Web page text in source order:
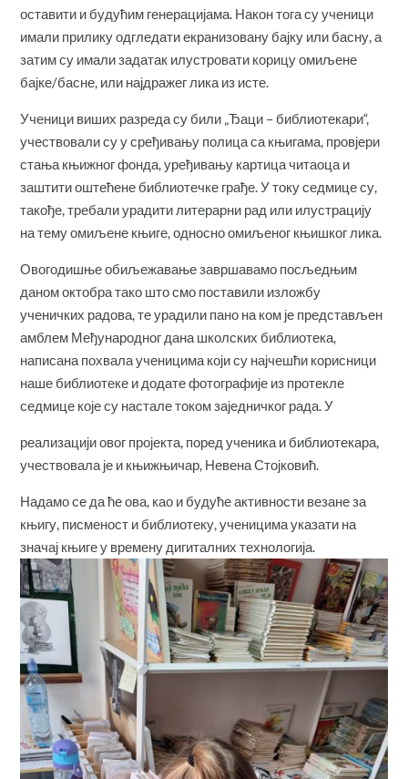
оставити и будућим генерацијама. Након тога су ученици
имали прилику одгледати екранизовану бајку или басну, а
затим су имали задатак илустровати корицу омиљене
бајке/басне, или најдражег лика из исте.
Ученици виших разреда су били „Ђаци – библиотекари“,
учествовали су у сређивању полица са књигама, провјери
стања књижног фонда, уређивању картица читаоца и
заштити оштећене библиотечке грађе. У току седмице су,
такође, требали урадити литерарни рад или илустрацију
на тему омиљене књиге, односно омиљеног књишког лика.
Овогодишње обиљежавање завршавамо посљедњим
даном октобра тако што смо поставили изложбу
ученичких радова, те урадили пано на ком је представљен
амблем Међународног дана школских библиотека,
написана похвала ученицима који су најчешћи корисници
наше библиотеке и додате фотографије из протекле
седмице које су настале током заједничког рада. У
реализацији овог пројекта, поред ученика и библиотекара,
учествовала је и књижњичар, Невена Стојковић.
Надамо се да ће ова, као и будуће активности везане за
књигу, писменост и библиотеку, ученицима указати на
значај књиге у времену дигиталних технологија.